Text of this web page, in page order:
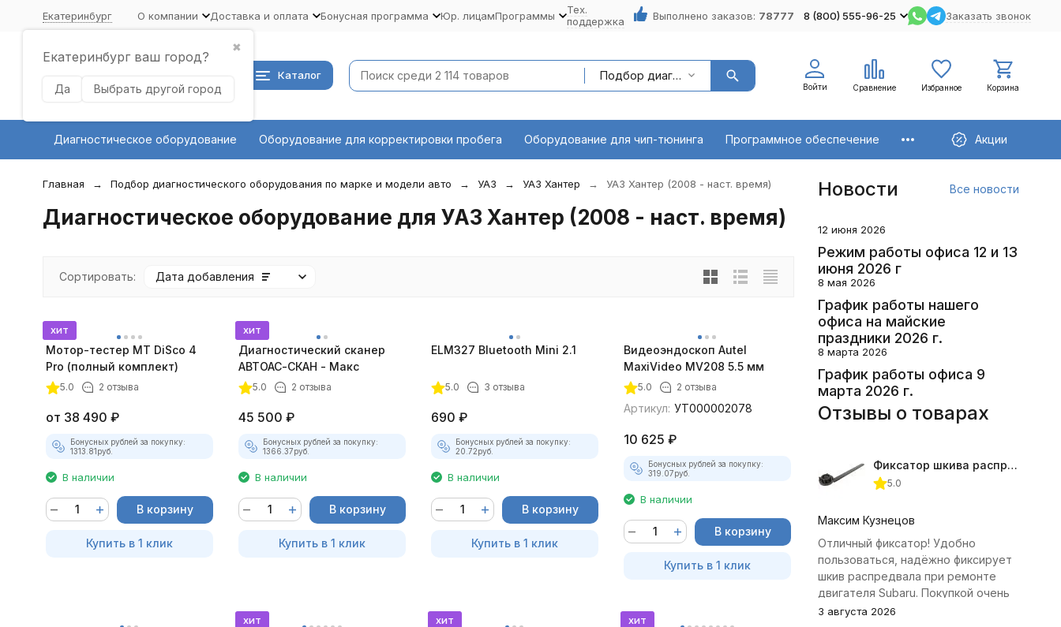
Екатеринбург
✖
Екатеринбург ваш город?
Да Выбрать другой город
О компании Доставка и оплата Бонусная программа Юр. лицамПрограммы
Тех.
поддержка
Выполнено заказов: 78777 8 (800) 555-96-25 Заказать звонок
Каталог Подбор диагностического оборудования по марке и модели авто
Войти Сравнение Избранное Корзина
Диагностическое оборудование Оборудование для корректировки пробега Оборудование для чип-тюнинга Программное обеспечение Акции
Главная Подбор диагностического оборудования по марке и модели авто УАЗ УАЗ Хантер УАЗ Хантер (2008 - наст. время)
Диагностическое оборудование для УАЗ Хантер (2008 - наст. время)
Сортировать: Дата добавления
хит
Мотор-тестер MT DiSco 4
Pro (полный комплект)
5.0 2 отзыва
от 38 490 ₽
Бонусных рублей за покупку:
1313.81руб.
В наличии
В корзину
Купить в 1 клик
хит
Диагностический сканер
АВТОАС-СКАН - Макс
5.0 2 отзыва
45 500 ₽
Бонусных рублей за покупку:
1366.37руб.
В наличии
В корзину
Купить в 1 клик
ELM327 Bluetooth Mini 2.1
5.0 3 отзыва
690 ₽
Бонусных рублей за покупку:
20.72руб.
В наличии
В корзину
Купить в 1 клик
Видеоэндоскоп Autel
MaxiVideo MV208 5.5 мм
5.0 2 отзыва
Артикул: УТ000002078
10 625 ₽
Бонусных рублей за покупку:
319.07руб.
В наличии
В корзину
Купить в 1 клик
хит хит хит
Новости Все новости
12 июня 2026
Режим работы офиса 12 и 13
июня 2026 г
8 мая 2026
График работы нашего
офиса на майские
праздники 2026 г.
8 марта 2026
График работы офиса 9
марта 2026 г.
Отзывы о товарах
Фиксатор шкива распредвала (Subaru) JTC-4409
5.0
Максим Кузнецов
Отличный фиксатор! Удобно
пользоваться, надёжно фиксирует
шкив распредвала при ремонте
двигателя Subaru. Покупкой очень
доволен.
3 августа 2026